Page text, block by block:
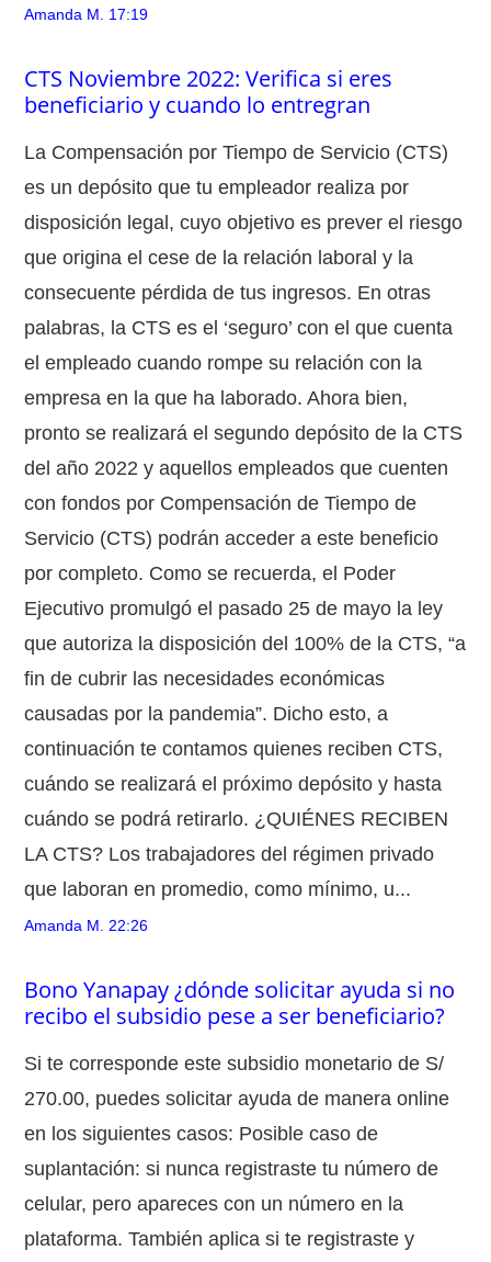
Amanda M. 17:19
CTS Noviembre 2022: Verifica si eres
beneficiario y cuando lo entregran
La Compensación por Tiempo de Servicio (CTS)
es un depósito que tu empleador realiza por
disposición legal, cuyo objetivo es prever el riesgo
que origina el cese de la relación laboral y la
consecuente pérdida de tus ingresos. En otras
palabras, la CTS es el ‘seguro’ con el que cuenta
el empleado cuando rompe su relación con la
empresa en la que ha laborado. Ahora bien,
pronto se realizará el segundo depósito de la CTS
del año 2022 y aquellos empleados que cuenten
con fondos por Compensación de Tiempo de
Servicio (CTS) podrán acceder a este beneficio
por completo. Como se recuerda, el Poder
Ejecutivo promulgó el pasado 25 de mayo la ley
que autoriza la disposición del 100% de la CTS, “a
fin de cubrir las necesidades económicas
causadas por la pandemia”. Dicho esto, a
continuación te contamos quienes reciben CTS,
cuándo se realizará el próximo depósito y hasta
cuándo se podrá retirarlo. ¿QUIÉNES RECIBEN
LA CTS? Los trabajadores del régimen privado
que laboran en promedio, como mínimo, u...
Amanda M. 22:26
Bono Yanapay ¿dónde solicitar ayuda si no
recibo el subsidio pese a ser beneficiario?
Si te corresponde este subsidio monetario de S/
270.00, puedes solicitar ayuda de manera online
en los siguientes casos: Posible caso de
suplantación: si nunca registraste tu número de
celular, pero apareces con un número en la
plataforma. También aplica si te registraste y